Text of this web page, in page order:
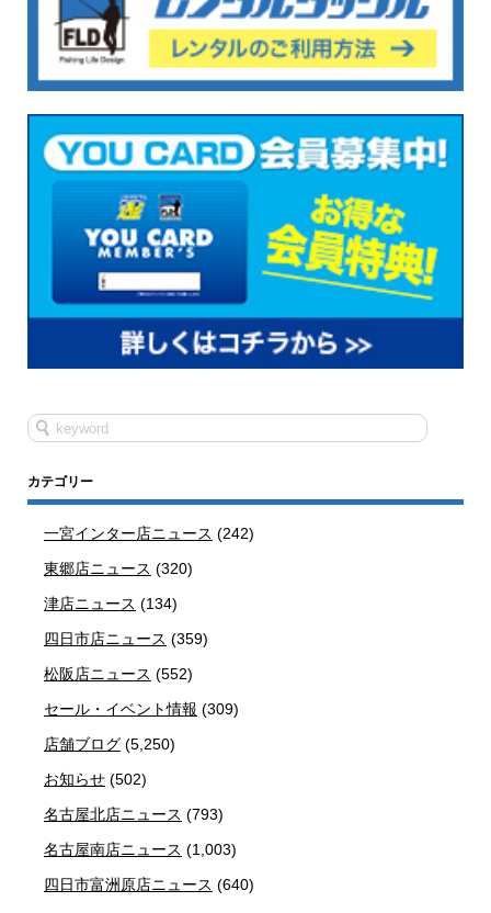
カテゴリー
一宮インター店ニュース (242)
東郷店ニュース (320)
津店ニュース (134)
四日市店ニュース (359)
松阪店ニュース (552)
セール・イベント情報 (309)
店舗ブログ (5,250)
お知らせ (502)
名古屋北店ニュース (793)
名古屋南店ニュース (1,003)
四日市富洲原店ニュース (640)